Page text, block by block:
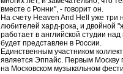
вместе с Ронни", - говорит он.
На счету Heaven And Hell уже
любителей хард-рока, и двойной
работает в английской студии
будет представлен в России.
Единственным участником
является Эппайс. Первым Москву
на Московском музыкальном